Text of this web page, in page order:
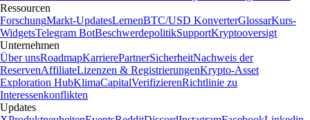
Ressourcen
ForschungMarkt-UpdatesLernenBTC/USD KonverterGlossarKurs-
WidgetsTelegram BotBeschwerdepolitikSupportKryptooversigt
Unternehmen
Über unsRoadmapKarrierePartnerSicherheitNachweis der
ReservenAffiliateLizenzen & RegistrierungenKrypto-Asset
Exploration HubKlimaCapitalVerifizierenRichtlinie zu
Interessenkonflikten
Updates